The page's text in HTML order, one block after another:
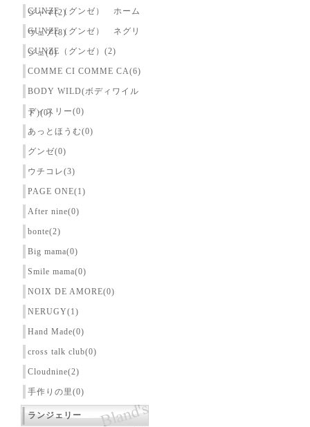
ジャマ(2)
GUNZE（グンゼ） ホーム
ウェア(8)
GUNZE（グンゼ） ネグリ
ジェ(0)
GUNZE（グンゼ）(2)
COMME CI COMME CA(6)
BODY WILD(ボディワイル
ド)(0)
ディスリー(0)
あっとほうむ(0)
グンゼ(0)
ウチコレ(3)
PAGE ONE(1)
After nine(0)
bonte(2)
Big mama(0)
Smile mama(0)
NOIX DE AMORE(0)
NERUGY(1)
Hand Made(0)
cross talk club(0)
Cloudnine(2)
手作りの里(0)
ランジェリー